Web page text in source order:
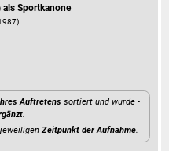
als Sportkanone
Auftretens sortiert und wurde -
.
jeweiligenZeitpunkt der Aufnahme.